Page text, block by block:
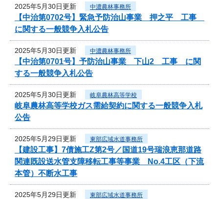
2025年5月30日更新 中濃農林事務所
【中治第0702号】緊急予防治山事業 押之平 工事
に関する一般競争入札公告
2025年5月30日更新 中濃農林事務所
【中治第0701号】予防治山事業 下山2 工事 に関
する一般競争入札公告
2025年5月30日更新 岐阜農林高等学校
岐阜農林高等学校ガス需給契約に関する一般競争入札
公告
2025年5月29日更新 東部広域水道事務所
【建設工事】7債施工Z第2号／国道19号瑞浪恵那道路
関連既設送水管支障移転工事等事業 No.4工区（下流
本管）不断水工事
2025年5月29日更新 東部広域水道事務所